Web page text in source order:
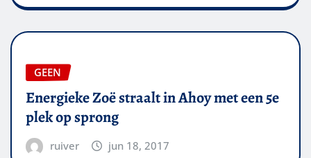
GEEN
Energieke Zoë straalt in Ahoy met een 5e
plek op sprong
ruiver jun 18, 2017